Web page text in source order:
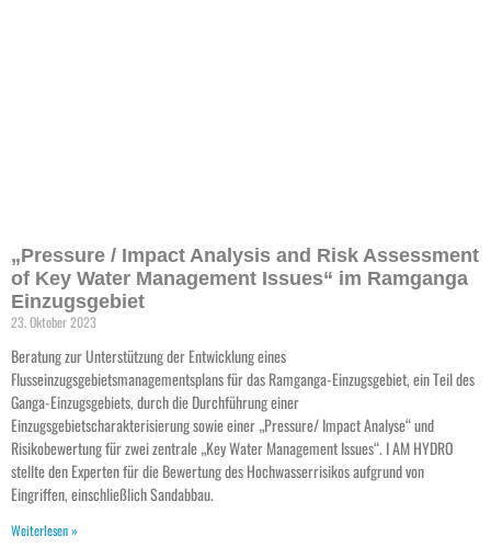
„Pressure / Impact Analysis and Risk Assessment
of Key Water Management Issues“ im Ramganga
Einzugsgebiet
23. Oktober 2023
Beratung zur Unterstützung der Entwicklung eines
Flusseinzugsgebietsmanagementsplans für das Ramganga-Einzugsgebiet, ein Teil des
Ganga-Einzugsgebiets, durch die Durchführung einer
Einzugsgebietscharakterisierung sowie einer „Pressure/ Impact Analyse“ und
Risikobewertung für zwei zentrale „Key Water Management Issues“. I AM HYDRO
stellte den Experten für die Bewertung des Hochwasserrisikos aufgrund von
Eingriffen, einschließlich Sandabbau.
Weiterlesen »